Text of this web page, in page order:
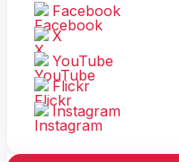
Facebook
X
YouTube
Flickr
Instagram